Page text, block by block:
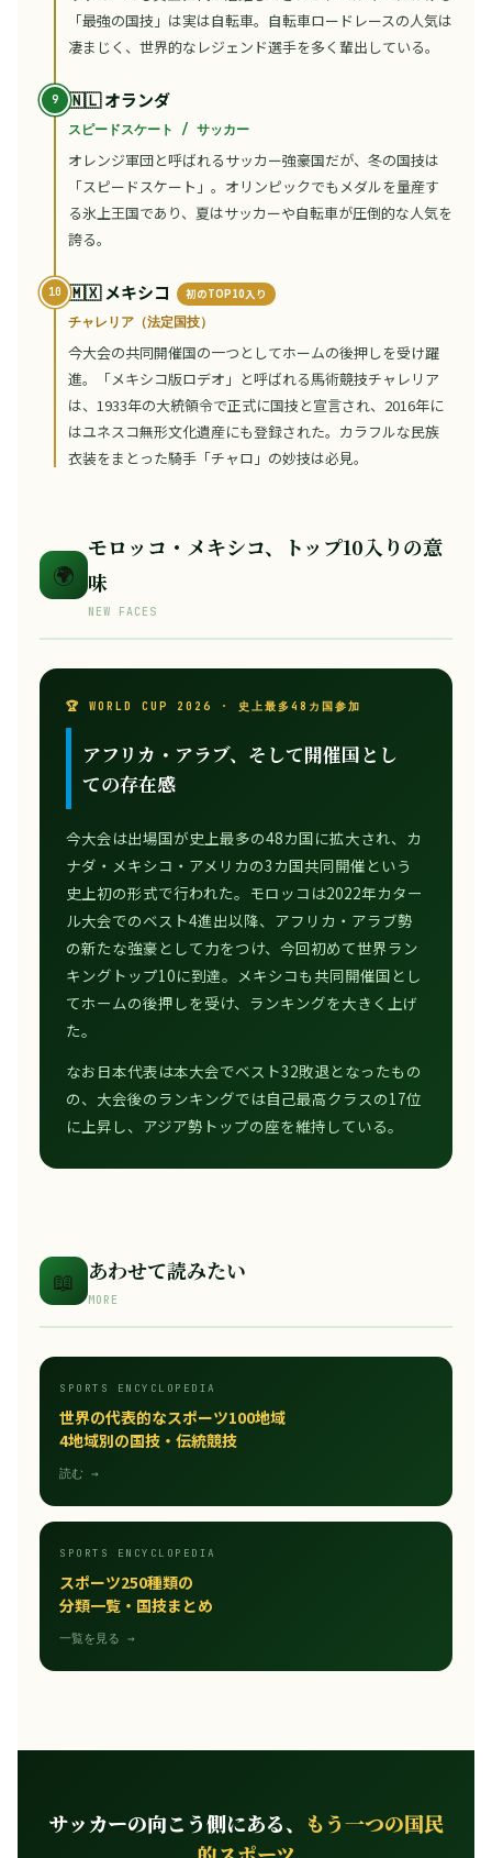
「最強の国技」は実は自転車。自転車ロードレースの人気は
凄まじく、世界的なレジェンド選手を多く輩出している。
🇳🇱 オランダ
スピードスケート / サッカー
オレンジ軍団と呼ばれるサッカー強豪国だが、冬の国技は
「スピードスケート」。オリンピックでもメダルを量産す
る氷上王国であり、夏はサッカーや自転車が圧倒的な人気を
誇る。
🇲🇽 メキシコ 初のTOP10入り
チャレリア（法定国技）
今大会の共同開催国の一つとしてホームの後押しを受け躍
進。「メキシコ版ロデオ」と呼ばれる馬術競技チャレリア
は、1933年の大統領令で正式に国技と宣言され、2016年に
はユネスコ無形文化遺産にも登録された。カラフルな民族
衣装をまとった騎手「チャロ」の妙技は必見。
🌍
モロッコ・メキシコ、トップ10入りの意
味
NEW FACES
🏆 WORLD CUP 2026 · 史上最多48カ国参加
アフリカ・アラブ、そして開催国とし
ての存在感
今大会は出場国が史上最多の48カ国に拡大され、カ
ナダ・メキシコ・アメリカの3カ国共同開催という
史上初の形式で行われた。モロッコは2022年カター
ル大会でのベスト4進出以降、アフリカ・アラブ勢
の新たな強豪として力をつけ、今回初めて世界ラン
キングトップ10に到達。メキシコも共同開催国とし
てホームの後押しを受け、ランキングを大きく上げ
た。
なお日本代表は本大会でベスト32敗退となったもの
の、大会後のランキングでは自己最高クラスの17位
に上昇し、アジア勢トップの座を維持している。
📖 あわせて読みたい
MORE
SPORTS ENCYCLOPEDIA
世界の代表的なスポーツ100地域
4地域別の国技・伝統競技
読む →
SPORTS ENCYCLOPEDIA
スポーツ250種類の
分類一覧・国技まとめ
一覧を見る →
サッカーの向こう側にある、 もう一つの国民